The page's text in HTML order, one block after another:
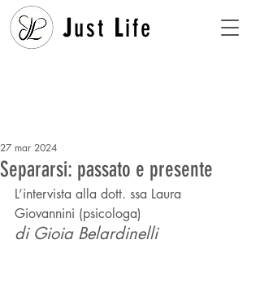
Just Life
Separarsi: passato e presente
27 mar 2024
L’intervista alla dott. ssa Laura
Giovannini (psicologa)
di Gioia Belardinelli